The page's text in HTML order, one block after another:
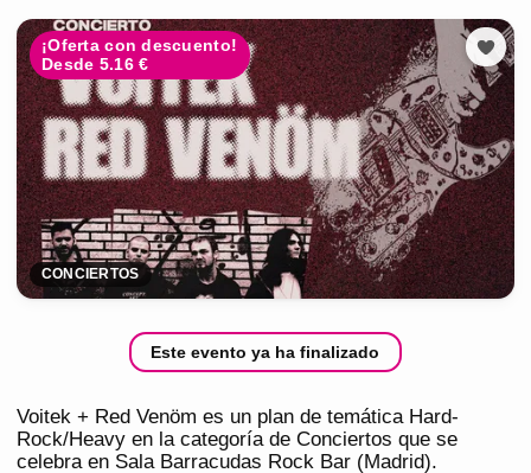
¡Oferta con descuento!
Desde 5.16 €
CONCIERTOS
Este evento ya ha finalizado
Voitek + Red Venöm es un plan de temática Hard-
Rock/Heavy en la categoría de Conciertos que se
celebra en Sala Barracudas Rock Bar (Madrid).